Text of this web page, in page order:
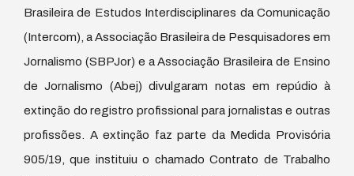
Brasileira de Estudos Interdisciplinares da Comunicação
(Intercom), a Associação Brasileira de Pesquisadores em
Jornalismo (SBPJor) e a Associação Brasileira de Ensino
de Jornalismo (Abej) divulgaram notas em repúdio à
extinção do registro profissional para jornalistas e outras
profissões. A extinção faz parte da Medida Provisória
905/19, que instituiu o chamado Contrato de Trabalho